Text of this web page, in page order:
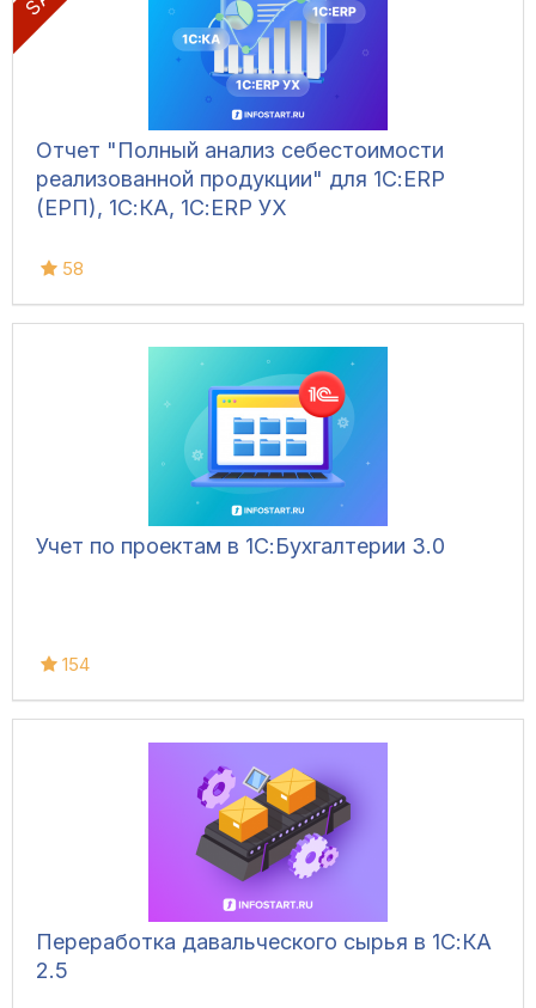
Отчет "Полный анализ себестоимости
реализованной продукции" для 1С:ERP
(ЕРП), 1С:КА, 1С:ERP УХ
58
Учет по проектам в 1С:Бухгалтерии 3.0
154
Переработка давальческого сырья в 1С:КА
2.5